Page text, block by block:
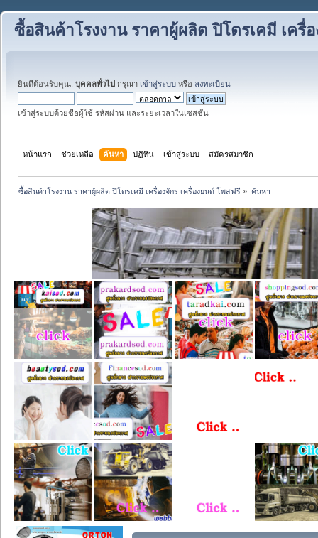
ซื้อสินค้าโรงงาน ราคาผู้ผลิต ปิโตรเคมี เครื่
ยินดีต้อนรับคุณ, บุคคลทั่วไป กรุณา เข้าสู่ระบบ หรือ ลงทะเบียน
เข้าสู่ระบบด้วยชื่อผู้ใช้ รหัสผ่าน และระยะเวลาในเซสชั่น
หน้าแรก ช่วยเหลือ ค้นหา ปฏิทิน เข้าสู่ระบบ สมัครสมาชิก
ซื้อสินค้าโรงงาน ราคาผู้ผลิต ปิโตรเคมี เครื่องจักร เครื่องยนต์ โพสฟรี » ค้นหา